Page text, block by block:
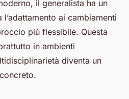
il generalista ha un
ai cambiamenti
più flessibile. Questa
in ambienti
diventa un